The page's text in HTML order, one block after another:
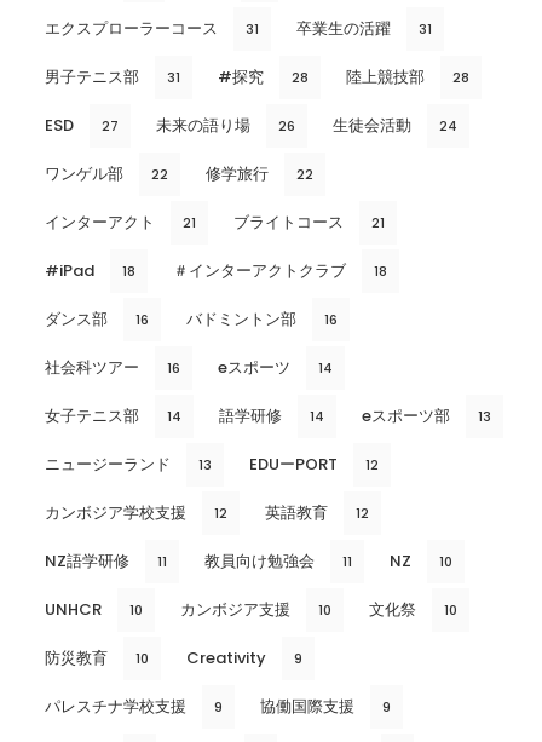
エクスプローラーコース 31 卒業生の活躍 31
男子テニス部 31 #探究 28 陸上競技部 28
ESD 27 未来の語り場 26 生徒会活動 24
ワンゲル部 22 修学旅行 22
インターアクト 21 ブライトコース 21
#iPad 18 ＃インターアクトクラブ 18
ダンス部 16 バドミントン部 16
社会科ツアー 16 eスポーツ 14
女子テニス部 14 語学研修 14 eスポーツ部 13
ニュージーランド 13 EDUーPORT 12
カンボジア学校支援 12 英語教育 12
NZ語学研修 11 教員向け勉強会 11 NZ 10
UNHCR 10 カンボジア支援 10 文化祭 10
防災教育 10 Creativity 9
パレスチナ学校支援 9 協働国際支援 9